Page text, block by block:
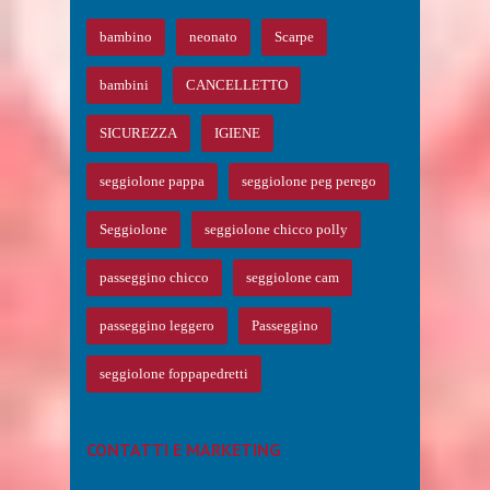
bambino neonato Scarpe
bambini CANCELLETTO
SICUREZZA IGIENE
seggiolone pappa seggiolone peg perego
Seggiolone seggiolone chicco polly
passeggino chicco seggiolone cam
passeggino leggero Passeggino
seggiolone foppapedretti
CONTATTI E MARKETING